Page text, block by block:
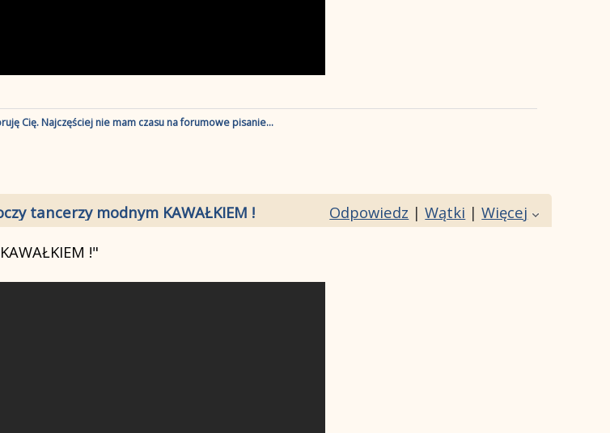
Cię. Najczęściej nie mam czasu na forumowe pisanie...
Odpowiedz |Wątki |Więcej
tancerzy modnym KAWAŁKIEM !
!"